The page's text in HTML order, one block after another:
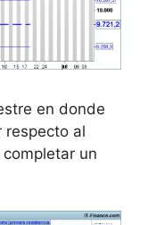
en donde
respecto al
un